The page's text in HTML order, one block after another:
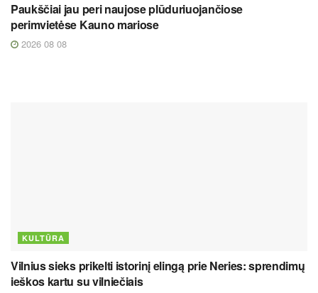
Paukščiai jau peri naujose plūduriuojančiose
perimvietėse Kauno mariose
2026 08 08
KULTŪRA
Vilnius sieks prikelti istorinį elingą prie Neries: sprendimų
ieškos kartu su vilniečiais